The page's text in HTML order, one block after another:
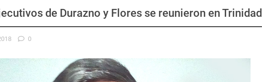
de Durazno y Flores se reunieron en Trinidad
0